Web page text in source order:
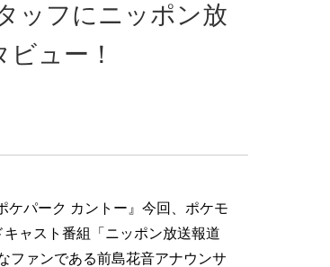
ッフにニッポン放
ュー！
ケパーク カントー』今回、ポケモ
ャスト番組「ニッポン放送報道
ファンである前島花音アナウンサ